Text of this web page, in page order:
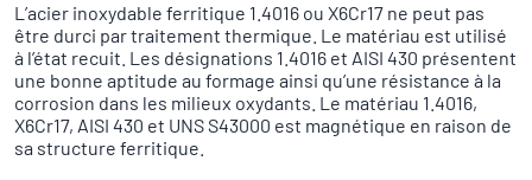
L’acier inoxydable ferritique 1.4016 ou X6Cr17 ne peut pas
être durci par traitement thermique. Le matériau est utilisé
à l’état recuit. Les désignations 1.4016 et AISI 430 présentent
une bonne aptitude au formage ainsi qu’une résistance à la
corrosion dans les milieux oxydants. Le matériau 1.4016,
X6Cr17, AISI 430 et UNS S43000 est magnétique en raison de
sa structure ferritique.